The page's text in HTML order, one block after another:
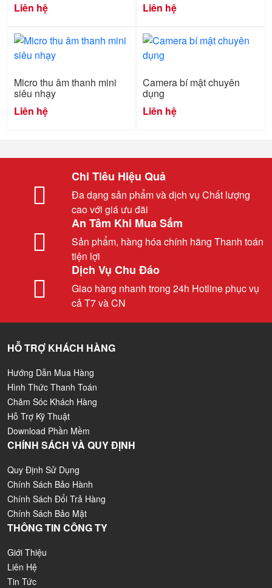
Liên hệ
Liên hệ
Micro thu âm thanh mini
siêu nhạy
Liên hệ
Camera bí mật chuyên
dụng
Liên hệ
Chi Tiêu Hiệu Quả
Đa dạng sản phẩm và dịch vụ Chất lượng
cao với giá ưu đãi
An Tâm Khi Mua Sắm
Sản phẩm, hàng hóa chính hãng Thanh toán
tiện lợi
Dịch Vụ Chu Đáo
Giao hàng nhanh trong 24h Hotline phục vụ
cả T7 và CN
HỖ TRỢ KHÁCH HÀNG
Hướng Dẫn Mua Hàng
Hình Thức Thanh Toán
Chăm Sóc Khách Hàng
Hỗ Trợ Kỹ Thuật
Download Phần Mềm
CHÍNH SÁCH VÀ QUY ĐỊNH
Quy Định Sử Dụng
Chính Sách Bảo Hành
Chính Sách Đổi Trả Hàng
Chính Sách Bảo Mật
THÔNG TIN CÔNG TY
Giới Thiệu
Liên Hệ
Tin Tức